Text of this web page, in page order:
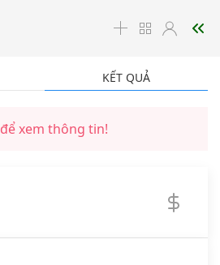
KẾT QUẢ
để xem thông tin!